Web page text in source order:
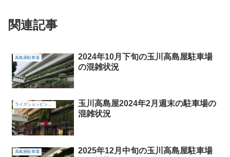
関連記事
高島屋駐車場
2024年10月下旬の玉川高島屋駐車場
の混雑状況
ライズショッピングセンター
玉川高島屋2024年2月週末の駐車場の
混雑状況
高島屋駐車場
2025年12月中旬の玉川高島屋駐車場